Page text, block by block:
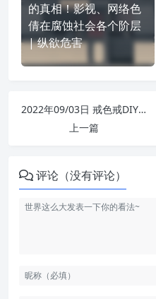
的真相！影视、网络色
倩在腐蚀社会各个阶层
| 纵欲危害
2022年09/03日 戒色戒DIY簽到 | 纵欲危害
上一篇
评论（没有评论）